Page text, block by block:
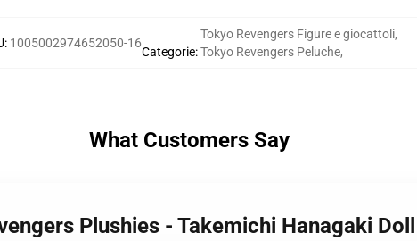
: 1005002974652050-16
Categorie:
Tokyo Revengers Figure e giocattoli,
Tokyo Revengers Peluche,
What Customers Say
Plushies - Takemichi Hanagaki